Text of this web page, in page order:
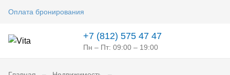
Оплата бронирования
+7 (812) 575 47 47
Пн – Пт: 09:00 – 19:00